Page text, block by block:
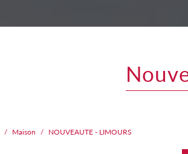
Maison NOUVEAUTE - LIMOURS